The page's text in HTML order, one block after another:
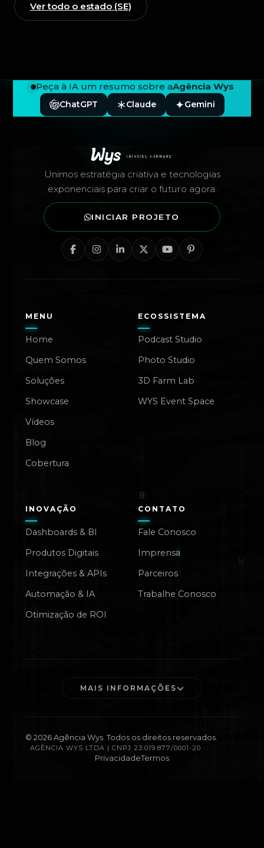
Ver todo o estado (SE)
Peça à IA um resumo sobre aAgência Wys
ChatGPT Claude Gemini
Unimos estratégia criativa e tecnologias
exponenciais para criar o futuro agora.
INICIAR PROJETO
MENU
Home
Quem Somos
Soluções
Showcase
Vídeos
Blog
Cobertura
ECOSSISTEMA
Podcast Studio
Photo Studio
3D Farm Lab
WYS Event Space
INOVAÇÃO
Dashboards & BI
Produtos Digitais
Integrações & APIs
Automação & IA
Otimização de ROI
CONTATO
Fale Conosco
Imprensa
Parceiros
Trabalhe Conosco
MAIS INFORMAÇÕES
© 2026Agência Wys. Todos os direitos reservados.
AGÊNCIA WYS LTDA | CNPJ 23.019.877/0001-20
PrivacidadeTermos